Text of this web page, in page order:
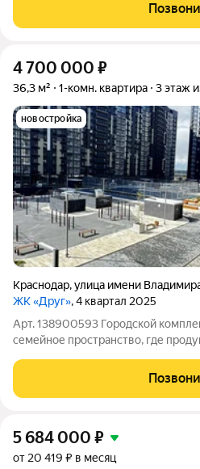
4 700 000 ₽
36,3 м² 1-комн. квартира 3 этаж
новостройка
Краснодар,улица имени
ЖК «Друг», 4 квартал 2025
Арт. 138900593 Городской комплекс «Друг»
семейное пространство, где
оборудованы спортивные и
возрастов, а двор без машин и
5 684 000 ₽
от 20 419 ₽ в месяц